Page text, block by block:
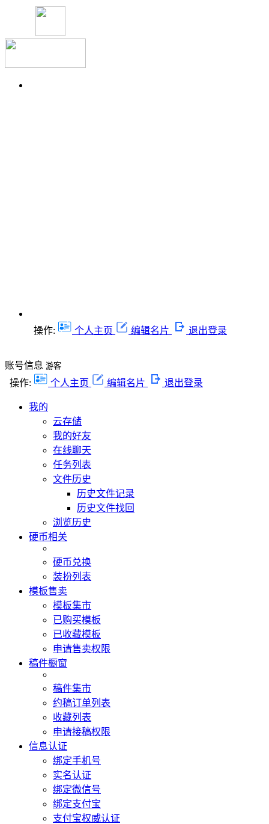
操作: 个人主页 编辑名片 退出登录
账号信息 游客
操作: 个人主页 编辑名片 退出登录
我的
云存储
我的好友
在线聊天
任务列表
文件历史
历史文件记录
历史文件找回
浏览历史
硬币相关
硬币兑换
装扮列表
模板售卖
模板集市
已购买模板
已收藏模板
申请售卖权限
稿件橱窗
稿件集市
约稿订单列表
收藏列表
申请接稿权限
信息认证
绑定手机号
实名认证
绑定微信号
绑定支付宝
支付宝权威认证